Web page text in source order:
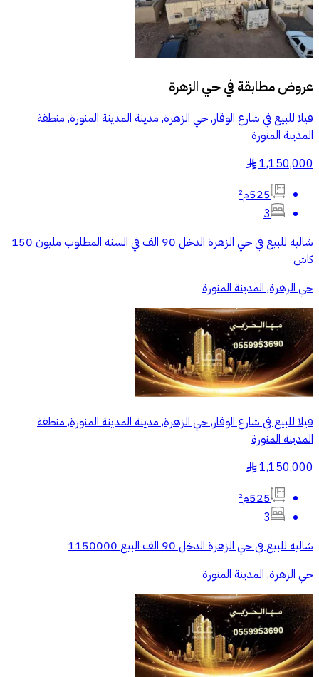
عروض مطابقة فيحي الزهرة
فيلا للبيع في شارع الوقار, حي الزهرة, مدينة المدينة المنورة, منطقة
المدينة المنورة
1,150,000
§
525م²
3
شاليه للبيع في حي الزهرة الدخل 90 الف في السنه المطلوب مليون 150
كاش
حي الزهرة, المدينة المنورة
فيلا للبيع في شارع الوقار, حي الزهرة, مدينة المدينة المنورة, منطقة
المدينة المنورة
1,150,000
§
525م²
3
شاليه للبيع في حي الزهرة الدخل 90 الف البيع 1150000
حي الزهرة, المدينة المنورة